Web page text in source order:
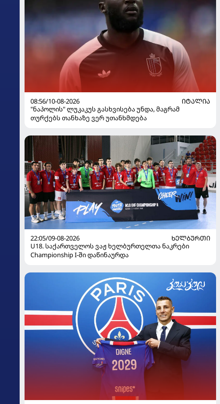
08:56/10-08-2026
ᲘᲢᲐᲚᲘᲐ
"ნაპოლის" ლუკაკუს გასხვისება უნდა, მაგრამ
თურქებს თანხაზე ვერ უთანხმდება
22:05/09-08-2026
ᲮᲔᲚᲑᲣᲠᲗᲘ
U18. საქართველოს ვაჟ ხელბურთელთა ნაკრები
Championship I-ში დაწინაურდა